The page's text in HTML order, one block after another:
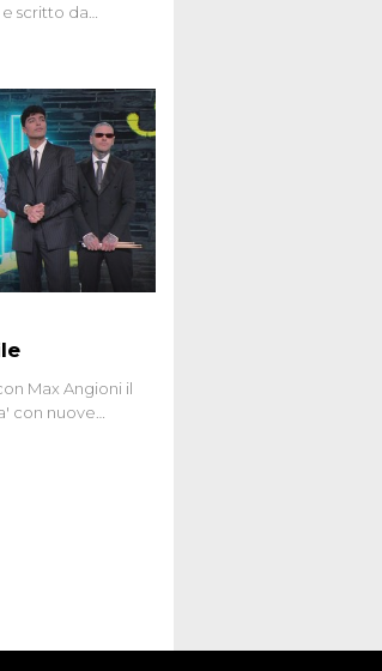
scritto da
e del
anni hanno
piazze digitali
Max Angioni il
con nuove